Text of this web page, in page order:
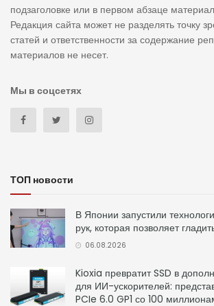
подзаголовке или в первом абзаце
Редакция сайта может не разделять точку
статей и ответственности за содержание
материалов не несет.
Мы в соцсетях
ТОП новости
В Японии запустили
рук, которая позволяет
06.08.2026
Kioxia превратит SSD в
для ИИ-ускорителей:
PCIe 6.0 GP1 со 100